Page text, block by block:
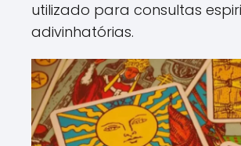
utilizado para consultas
adivinhatórias.